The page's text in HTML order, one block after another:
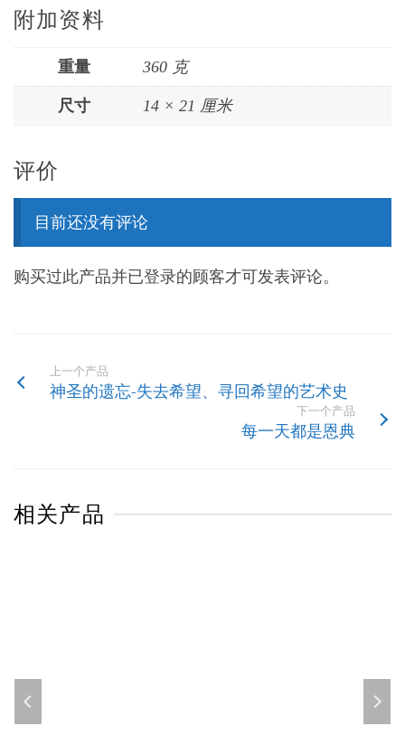
附加资料
重量 360 克
尺寸 14 × 21 厘米
评价
目前还没有评论
购买过此产品并已登录的顾客才可发表评论。
上一个产品
神圣的遗忘-失去希望、寻回希望的艺术史
下一个产品
每一天都是恩典
相关产品